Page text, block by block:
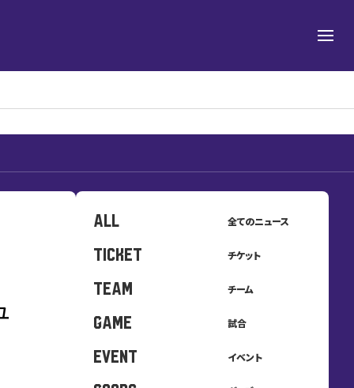
ALL 全てのニュース
TICKET チケット
TEAM チーム
GAME 試合
EVENT イベント